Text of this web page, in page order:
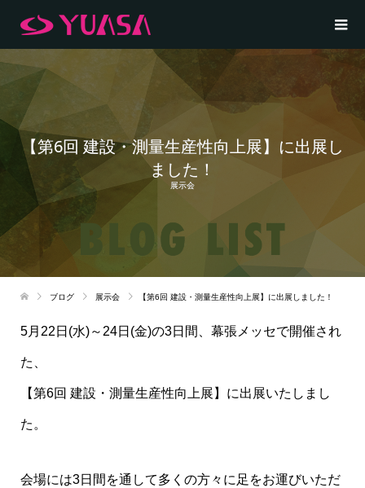
【第6回 建設・測量生産性向上展】に出展し
ました！
展示会
ブログ 展示会 【第6回 建設・測量生産性向上展】に出展しました！
5月22日(水)～24日(金)の3日間、幕張メッセで開催され
た、
【第6回 建設・測量生産性向上展】に出展いたしまし
た。
会場には3日間を通して多くの方々に足をお運びいただ